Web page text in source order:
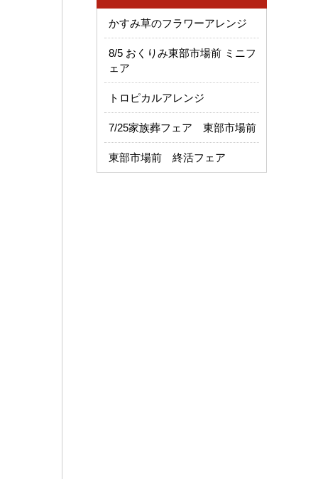
かすみ草のフラワーアレンジ
8/5 おくりみ東部市場前 ミニフ
ェア
トロピカルアレンジ
7/25家族葬フェア 東部市場前
東部市場前 終活フェア